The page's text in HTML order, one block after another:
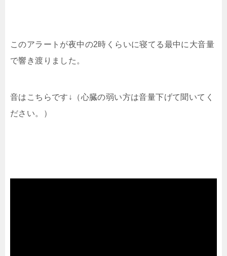
このアラートが夜中の2時くらいに寝てる最中に大音量
で響き渡りました。
音はこちらです↓（心臓の弱い方は音量下げて聞いてく
ださい。）